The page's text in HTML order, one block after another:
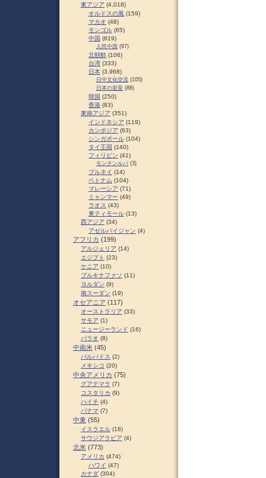
東アジア (4,018)
オルドスの風 (159)
マカオ (48)
モンゴル (65)
中国 (819)
人民中国 (97)
北朝鮮 (106)
台湾 (333)
日本 (3,968)
日中文化交流 (105)
日本の皇室 (88)
韓国 (250)
香港 (83)
東南アジア (351)
インドネシア (119)
カンボジア (63)
シンガポール (104)
タイ王国 (140)
フィリピン (41)
モンテンルパ (3)
ブルネイ (14)
ベトナム (104)
マレーシア (71)
ミャンマー (49)
ラオス (43)
東ティモール (13)
西アジア (34)
アゼルバイジャン (4)
アフリカ (199)
アルジェリア (14)
エジプト (23)
ケニア (10)
ブルキナファソ (11)
ヨルダン (9)
南スーダン (19)
オセアニア (117)
オーストラリア (33)
サモア (1)
ニュージーランド (16)
パラオ (8)
中南米 (45)
バルバドス (2)
メキシコ (20)
中央アメリカ (75)
グアテマラ (7)
コスタリカ (9)
ハイチ (4)
パナマ (7)
中東 (55)
イスラエル (18)
サウジアラビア (4)
北米 (773)
アメリカ (474)
ハワイ (47)
カナダ (304)